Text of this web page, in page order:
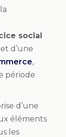
social
d’une
,
période
d’une
éléments
les